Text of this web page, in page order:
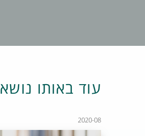
עוד באותו נושא
2020-08